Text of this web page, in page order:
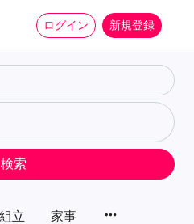
ログイン 新規登録
立 家事 more_horiz
検索